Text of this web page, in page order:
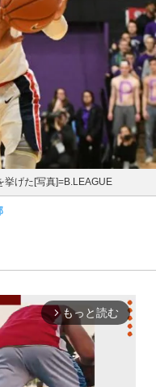
挙げた[写真]=B.LEAGUE
arrow_forward_ios もっと読む